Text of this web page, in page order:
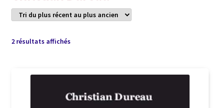
Conditions de Vente
Connection
Listes d’Envies
Livres de Peter Randa
2 résultats affichésTrié
récent
plus